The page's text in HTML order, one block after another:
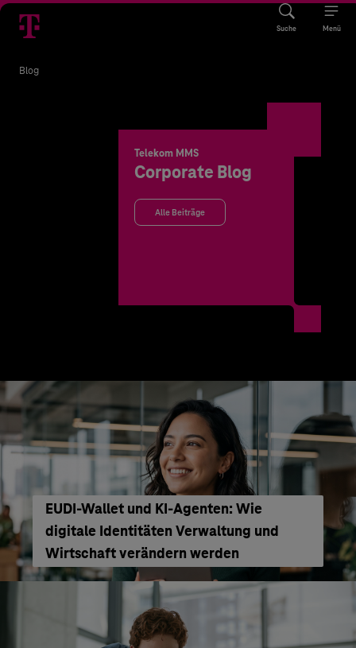
Suche Menü
Blog
Telekom MMS
Corporate Blog
Alle Beiträge
EUDI-Wallet und KI-Agenten: Wie
digitale Identitäten Verwaltung und
Wirtschaft verändern werden